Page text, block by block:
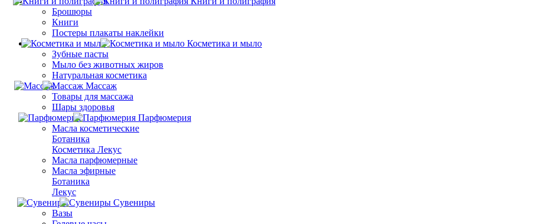
Брошюры
Книги
Постеры плакаты наклейки
Косметика и мыло
Зубные пасты
Мыло без животных жиров
Натуральная косметика
Массаж
Товары для массажа
Шары здоровья
Парфюмерия
Масла косметические
Ботаника
Косметика Лекус
Масла парфюмерные
Масла эфирные
Ботаника
Лекус
Сувениры
Вазы